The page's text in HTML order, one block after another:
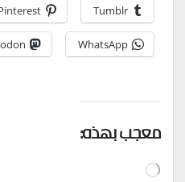
Tumblr
WhatsApp
معجب بهذه:
جاري